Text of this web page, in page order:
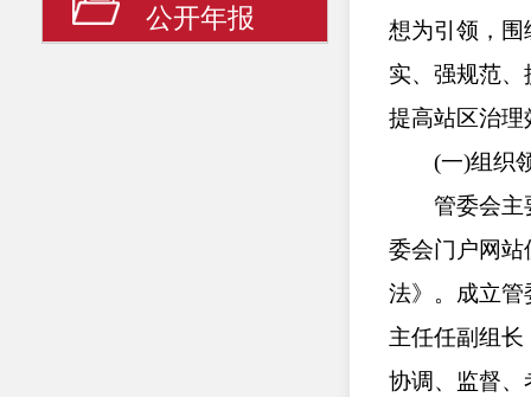
公开年报
想为引领，
实、强规范
提高站区治理
(一)组织
管委会主要
委会门户网
法》。成立
主任任副组
协调、监督